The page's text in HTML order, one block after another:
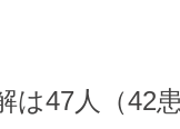
は47人（42